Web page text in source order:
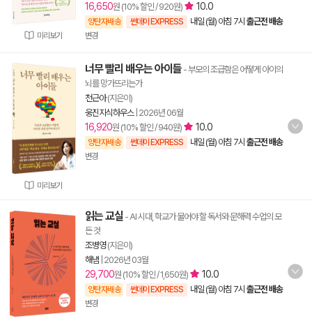
미리보기
16,650원 (10% 할인 / 920원) 10.0
양탄자배송 썬데이 EXPRESS 내일 (월) 아침 7시 출근전 배송
변경
미리보기
너무 빨리 배우는 아이들 - 부모의 조급함은 어떻게 아이의
뇌를 망가뜨리는가
천근아(지은이)
웅진지식하우스| 2026년 06월
16,920원 (10% 할인 / 940원) 10.0
양탄자배송 썬데이 EXPRESS 내일 (월) 아침 7시 출근전 배송
변경
읽는 교실 - AI 시대, 학교가 물어야 할 독서와 문해력 수업의 모
든 것
조병영(지은이)
해냄 2026년 03월
29,700원 (10% 할인 / 1,650원) 10.0
양탄자배송 썬데이 EXPRESS 내일 (월) 아침 7시 출근전 배송
변경